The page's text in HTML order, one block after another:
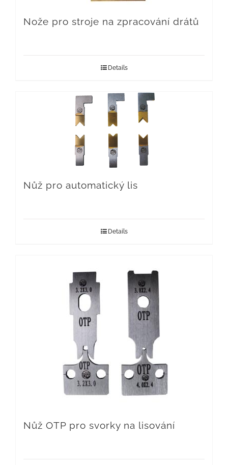
Nože pro stroje na zpracování drátů
Details
Nůž pro automatický lis
Details
Nůž OTP pro svorky na lisování